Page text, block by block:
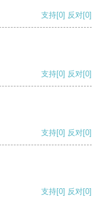
支持[0] 反对[0]
支持[0] 反对[0]
支持[0] 反对[0]
支持[0] 反对[0]